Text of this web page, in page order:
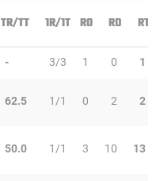
TR/TT 1R/1T RO RD RT
- 3/3 1 0 1
62.5 1/1 0 2 2
50.0 1/1 3 10 13